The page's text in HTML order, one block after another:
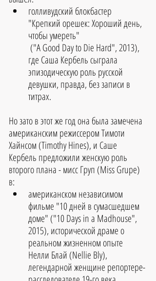
голливудский блокбастер
"Крепкий орешек: Хороший день,
чтобы умереть"
где Саша Кербель сыграла
эпизодическую роль русской
девушки, правда, без записи в
титрах.
Но зато в этот же год она была замечена
американским режиссером Тимоти
Хайнсом (Timothy Hines), и Саше
Кербель предложили женскую роль
второго плана - мисс Груп (Miss Grupe)
в:
американском независимом
фильме "10 дней в сумасшедшем
доме" ("10 Days in a Madhouse",
2015), исторической драме о
реальном жизненном опыте
Нелли Блай (Nellie Bly),
легендарной женщине репортере-